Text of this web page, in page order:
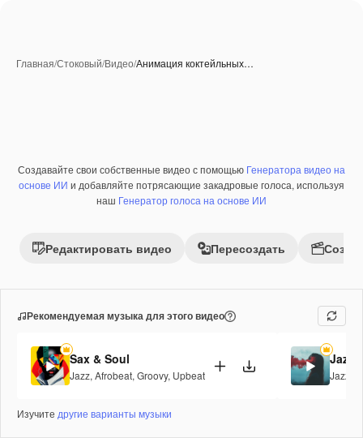
Главная/Стоковый/Видео/Анимация коктейльных…
ПремиумСозданные при помощи ИИ
Создавайте свои собственные видео с помощью Генератора видео на
основе ИИ и добавляйте потрясающие закадровые голоса, используя
наш Генератор голоса на основе ИИ
Редактировать видео Пересоздать
Рекомендуемая музыка для этого видео
Sax & Soul
Jazz, Afrobeat, Groovy, Upbeat Jazz
Изучите другие варианты музыки